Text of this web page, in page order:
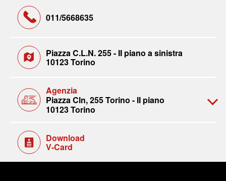
011/5668635
Piazza C.L.N. 255 - II piano a sinistra
10123 Torino
Agenzia
Piazza Cln, 255 Torino - II piano
10123 Torino
Download
V-Card